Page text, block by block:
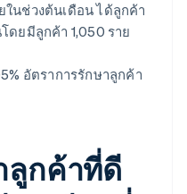
นช่วงต้นเดือน ได้ลูกค้า
ดยมีลูกค้า 1,050 ราย
อัตราการรักษาลูกค้า
ลูกค้าที่ดี